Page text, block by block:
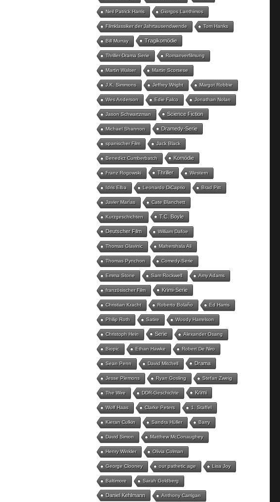
Neil Patrick Harris Giorgos Lanthimos
Filmklassiker der Jahrtausendwende Tom Hanks
Bill Murray Tragikomödie
Thriller-Drama Serie Romanverfilmung
Martin Walser Martin Scorsese
J.K. Simmons Jeffrey Wright Margot Robbie
Wes Anderson Edie Falco Jonathan Nolan
Jason Schwartzman Science Fiction
Michael Shannon Dramedy-Serie
spanischer Film Jack Black
Benedict Cumberbatch Komödie
Franz Rogowski Thriller Western
Idris Elba Leonardo DiCaprio Brad Pitt
Javier Marías Cate Blanchett
Kurzgeschichten T.C. Boyle
Deutscher Film William Dafoe
Thomas Glavinic Mahershala Ali
Thomas Pynchon Comedy-Serie
Emma Stone Sam Rockwell Amy Adams
französischer Film Krimi-Serie
Christian Kracht Roberto Bolaño Ed Harris
Philip Roth Satire Woody Harrelson
Christoph Hein Serie Alexander Osang
Biopic Ethan Hawke Robert De Niro
Sean Penn David Mitchell Drama
Jesse Plemons Ryan Gosling Stefan Zweig
The Wire DDR-Geschichte Krimi
Wolf Haas Clarke Peters 1. Staffel
Kieran Culkin Sandra Hüller Barry
David Simon Matthew McConaughey
Henry Winkler Olivia Colman
George Clooney our pathetic age Lisa Joy
Baltimore Sarah Goldberg
Daniel Kehlmann Anthony Carrigan